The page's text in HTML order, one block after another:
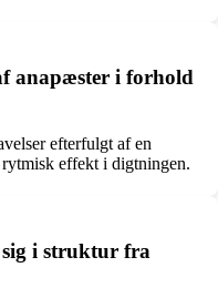
anapæster i forhold
efterfulgt af en
effekt i digtningen.
i struktur fra